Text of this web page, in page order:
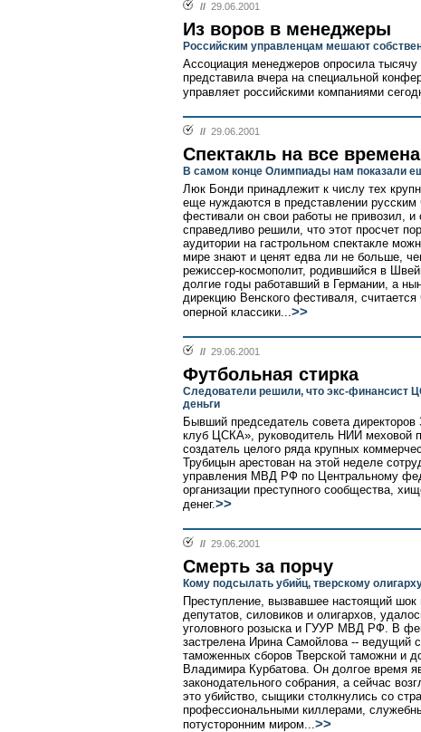
// 29.06.2001
Из воров в менеджеры
Российским управленцам мешают
Ассоциация менеджеров опросила тысячу
представила вчера на специальной
управляет российскими компаниями
// 29.06.2001
Спектакль на все времена
В самом конце Олимпиады нам показали
Люк Бонди принадлежит к числу тех
еще нуждаются в представлении
фестивали он свои работы не привозил,
справедливо решили, что этот просчет
аудитории на гастрольном спектакле
мире знают и ценят едва ли не больше,
режиссер-космополит, родившийся в
долгие годы работавший в Германии, а
дирекцию Венского фестиваля,
оперной классики...>>
// 29.06.2001
Футбольная стирка
Следователи решили, что экс-финансист
деньги
Бывший председатель совета
клуб ЦСКА», руководитель НИИ меховой
создатель целого ряда крупных
Трубицын арестован на этой неделе
управления МВД РФ по Центральному
организации преступного сообщества,
денег.>>
// 29.06.2001
Смерть за порчу
Кому подсылать убийц, тверскому
Преступление, вызвавшее настоящий шок
депутатов, силовиков и олигархов,
уголовного розыска и ГУУР МВД РФ. В
застрелена Ирина Самойлова -- ведущий
таможенных сборов Тверской таможни и
Владимира Курбатова. Он долгое время
законодательного собрания, а сейчас
это убийство, сыщики столкнулись со
профессиональными киллерами,
потусторонним миром...>>